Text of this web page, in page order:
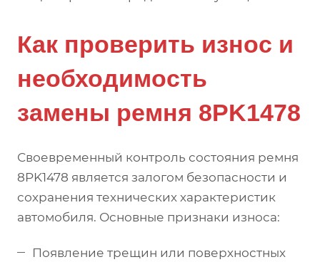
Как проверить износ и
необходимость
замены ремня 8PK1478
Своевременный контроль состояния ремня
8PK1478 является залогом безопасности и
сохранения технических характеристик
автомобиля. Основные признаки износа:
Появление трещин или поверхностных